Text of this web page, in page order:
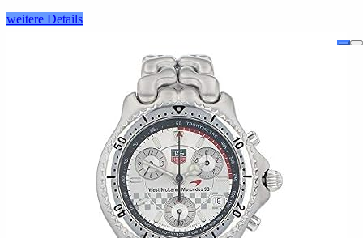
weitere Details